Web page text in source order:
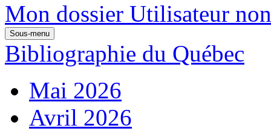
Mon dossier Utilisateur
Sous-menu
Bibliographie du Québec
Mai 2026
Avril 2026